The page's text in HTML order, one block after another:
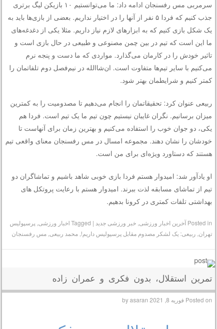
سرمربی مس رفسنجان ادامه داد: ما می‌توانستیم ۱۰ بازیکن لیگ برتری
جذب کنیم که فردا ۵ نفر از آنها را در اختیار نداریم. بعضی از بازی‌ها باید به
یک شکل بازی کنیم که به ابزارهای لازم نیاز داریم. مثلا یکی از دغدغه‌های
ما این است که تیم در بین چمن مصنوعی و طبیعی در حال بازی است و
تاثیر خودش را در کارمان می‌گذارد. مواردی که ما دست و پنجه نرم
می‌کنیم با سایر تیم‌ها متفاوت است. ان‌شاالله در نیم‌فصل دوم تلفاتمان را
کمتر کنیم و شرایطمان بهتر شود.
ربیعی عنوان کرد: تحقیقاتمان را انجام می‌دهیم تا مصدومیت را به کمترین
میزان برسانیم. نگران غایبان نیستیم چون تیم ما یک تیم است. فردا هم
یکی، دو جوان خوب را استفاده می‌کنیم و بهترین زمان برای آنهاست تا
خودشان را نشان دهند. مجموعه امسال در مس رفسنجان معنای واقعی تیم
هستند که دستاورد ویژه‌ای برای من است.
او یادآور شد: امیدوار هستم فردا بازی خوبی شاهد باشیم و تماشاگران دو
تیم از تماشای مسابقه لذت ببرند. امیدوار هستم با رعایت پروتکل های
بهداشتی تلفات کمتری در کرونا بدهیم.
Posted inآخرین اخبار ورزشی, خبر ورزشی جدید |
Taggedاخبار ورزشی, پرسپولیس
تهران, ربیعی: یک لشکر مصدوم مقابل پرسپولیس داریم!, محمد ربیعی, مس رفسنجان
تمرین استقلال، بدون فکری و عمران زاده
Posted onفوریه 8, 2021 by
asaran